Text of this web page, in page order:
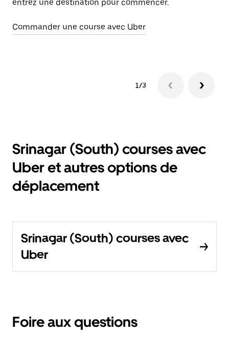
entrez une destination pour commencer.
Commander une course avec Uber
1/3
Srinagar (South) courses avec
Uber et autres options de
déplacement
Srinagar (South) courses avec
Uber
Foire aux questions